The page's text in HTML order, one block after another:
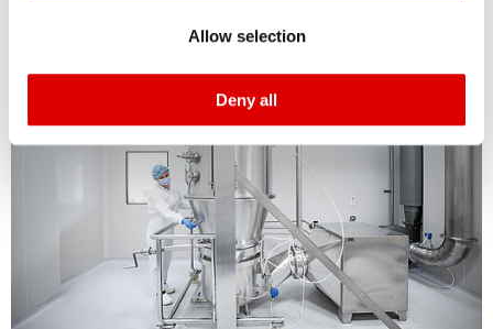
cookies and functions we use in the data protection
declaration and the detailed information/consent.
Allow selection
Deny all